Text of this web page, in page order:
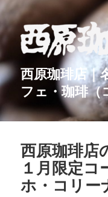
西原珈琲店｜
フェ・珈琲（
西原珈琲店
１月限定コ
ホ・コリー